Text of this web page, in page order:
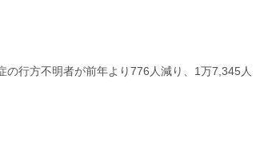
行方不明者が前年より776人減り、1万7,345人